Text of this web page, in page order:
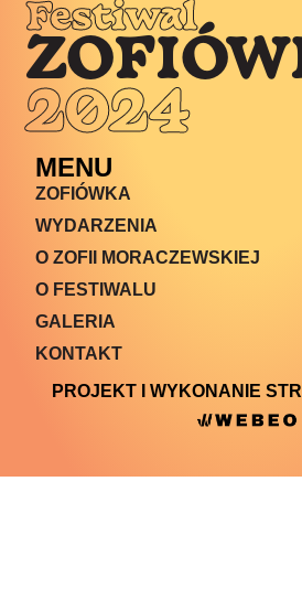
Festiwal
2024
MENU
ZOFIÓWKA
WYDARZENIA
O ZOFII MORACZEWSKIEJ
O FESTIWALU
GALERIA
KONTAKT
PROJEKT I WYKONANIE